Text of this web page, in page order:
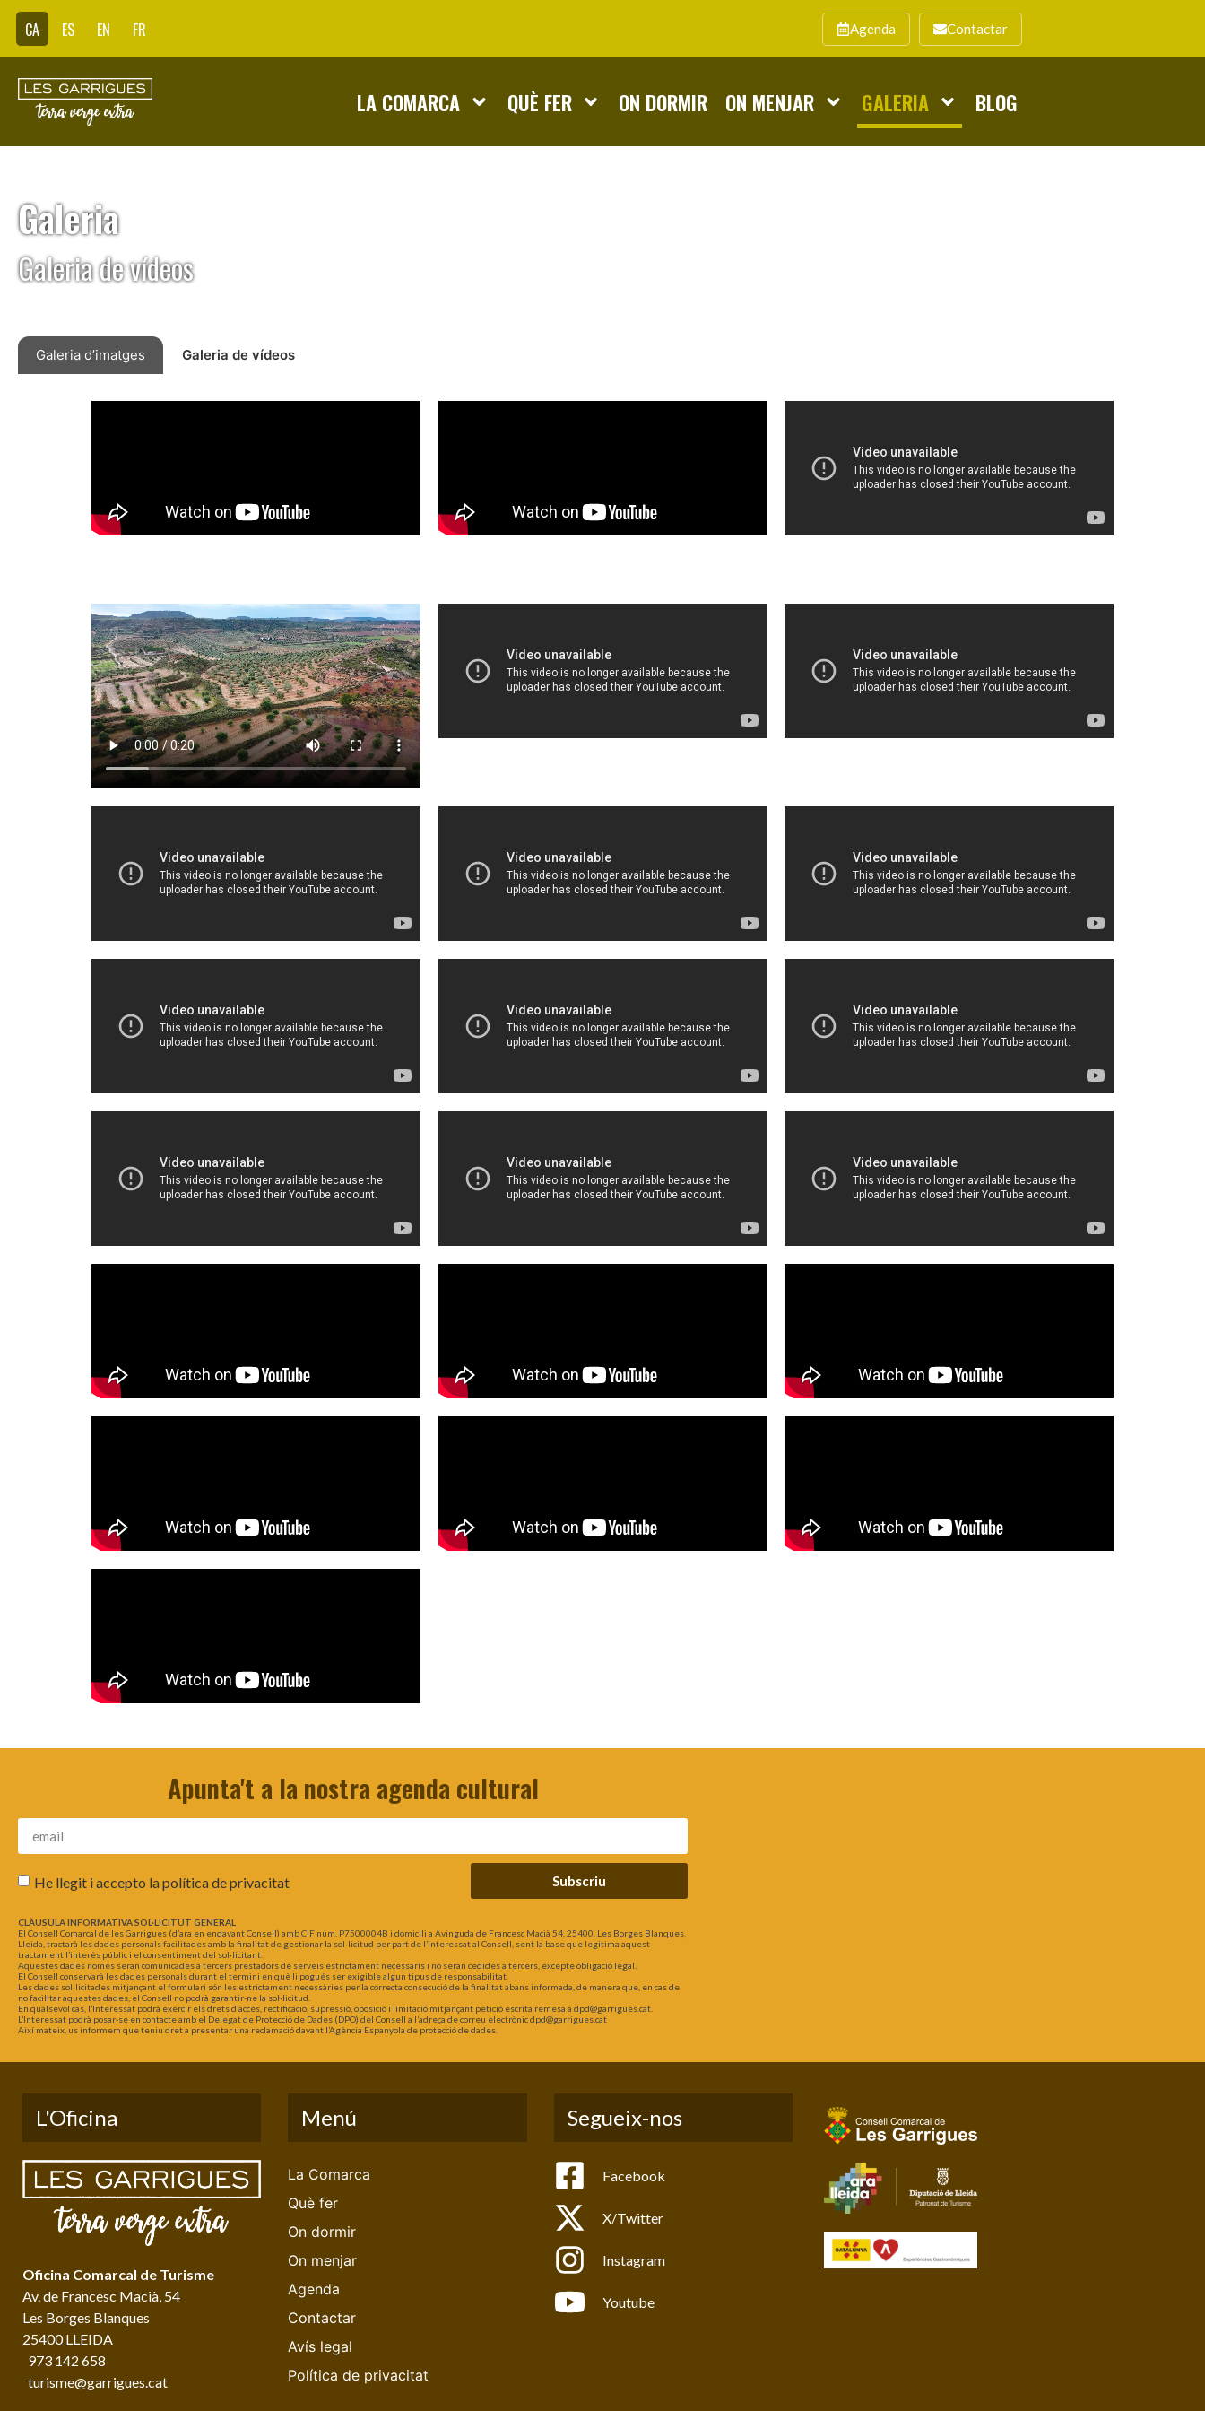
CA ES EN FR Agenda Contactar
LA COMARCA QUÈ FER ON DORMIR ON MENJAR GALERIA BLOG
Galeria
Galeria de vídeos
Galeria d’imatges Galeria de vídeos
Apunta't a la nostra agenda cultural
He llegit i accepto lapolítica de privacitat Subscriu
CLÀUSULA INFORMATIVA SOL·LICITUT GENERAL
El Consell Comarcal de les Garrigues (d’ara en endavant Consell) amb CIF núm. P7500004B i domicili a Avinguda de Francesc Macià 54, 25400, Les Borges Blanques,
Lleida, tractarà les dades personals facilitades amb la finalitat de gestionar la sol·licitud per part de l’interessat al Consell, sent la base que legitima aquest
tractament l’interès públic i el consentiment del sol·licitant.
Aquestes dades només seran comunicades a tercers prestadors de serveis estrictament necessaris i no seran cedides a tercers, excepte obligació legal.
El Consell conservarà les dades personals durant el termini en què li pogués ser exigible algun tipus de responsabilitat.
Les dades sol·licitades mitjançant el formulari són les estrictament necessàries per la correcta consecució de la finalitat abans informada, de manera que, en cas de
no facilitar aquestes dades, el Consell no podrà garantir-ne la sol·licitud.
En qualsevol cas, l’Interessat podrà exercir els drets d’accés, rectificació, supressió, oposició i limitació mitjançant petició escrita remesa a dpd@garrigues.cat.
L’Interessat podrà posar-se en contacte amb el Delegat de Protecció de Dades (DPO) del Consell a l’adreça de correu electrònic dpd@garrigues.cat
Així mateix, us informem que teniu dret a presentar una reclamació davant l’Agència Espanyola de protecció de dades.
L'Oficina
Oficina Comarcal de Turisme
Av. de Francesc Macià, 54
Les Borges Blanques
25400 LLEIDA
973 142 658
turisme@garrigues.cat
Menú
La Comarca
Què fer
On dormir
On menjar
Agenda
Contactar
Avís legal
Política de privacitat
Segueix-nos
Facebook
X/Twitter
Instagram
Youtube